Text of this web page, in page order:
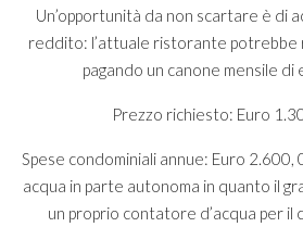
Un’opportunità da non scartare è di
reddito: l’attuale ristorante potrebbe
pagando un canone mensile di
Prezzo richiesto: Euro
Spese condominiali annue: Euro
acqua in parte autonoma in quanto il
un proprio contatore d’acqua per il